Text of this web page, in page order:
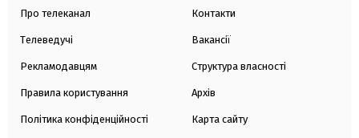
Про телеканал
Телеведучі
Рекламодавцям
Правила користування
Політика конфіденційності
Контакти
Вакансії
Структура власності
Архів
Карта сайту